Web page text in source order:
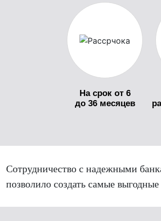
На срок от 6
до 36 месяцев
Сотрудничество с надежными
позволило создать самые